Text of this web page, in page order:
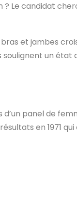
? Le candidat
et jambes
soulignent un état
d’un panel de
en 1971